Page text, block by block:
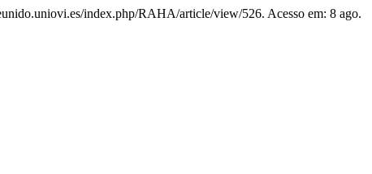
index.php/RAHA/article/view/526. Acesso em: 8 ago.